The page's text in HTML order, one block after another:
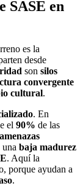
SASE en
es la
desde
son silos
convergente
cultural.
. En
el 90% de las
amenazas
una baja madurez
. Aquí la
porque ayudan a
.